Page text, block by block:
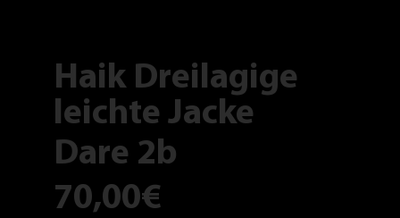
Haik Dreilagige
leichte Jacke
Dare 2b
70,00€